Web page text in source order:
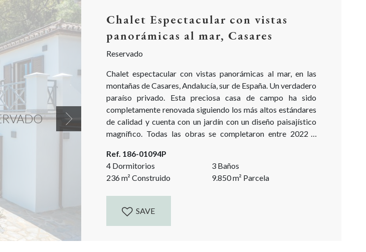
Next
Chalet Espectacular con vistas
panorámicas al mar, Casares
Reservado
Chalet espectacular con vistas panorámicas al mar, en las
montañas de Casares, Andalucía, sur de España. Un verdadero
paraíso privado. Esta preciosa casa de campo ha sido
completamente renovada siguiendo los más altos estándares
de calidad y cuenta con un jardín con un diseño paisajístico
magnífico. Todas las obras se completaron entre 2022 y
medio del bosque. ¡Esta fantástica propiedad en...
Ref. 186-01094P
4 Dormitorios
3 Baños
236m² Construido 9.850m² Parcela
SAVE